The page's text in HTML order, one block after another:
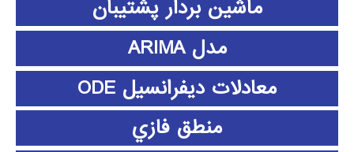
ماشین بردار پشتیبان
مدل ARIMA
معادلات دیفرانسیل ODE
منطق فازي